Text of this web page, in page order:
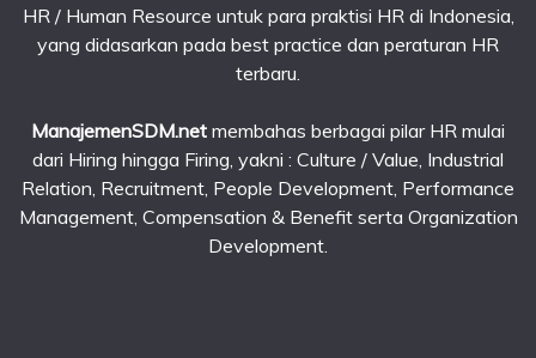
HR / Human Resource untuk para praktisi HR di Indonesia,
yang didasarkan pada best practice dan peraturan HR
terbaru.
ManajemenSDM.net membahas berbagai pilar HR mulai
dari Hiring hingga Firing, yakni : Culture / Value, Industrial
Relation, Recruitment, People Development, Performance
Management, Compensation & Benefit serta Organization
Development.